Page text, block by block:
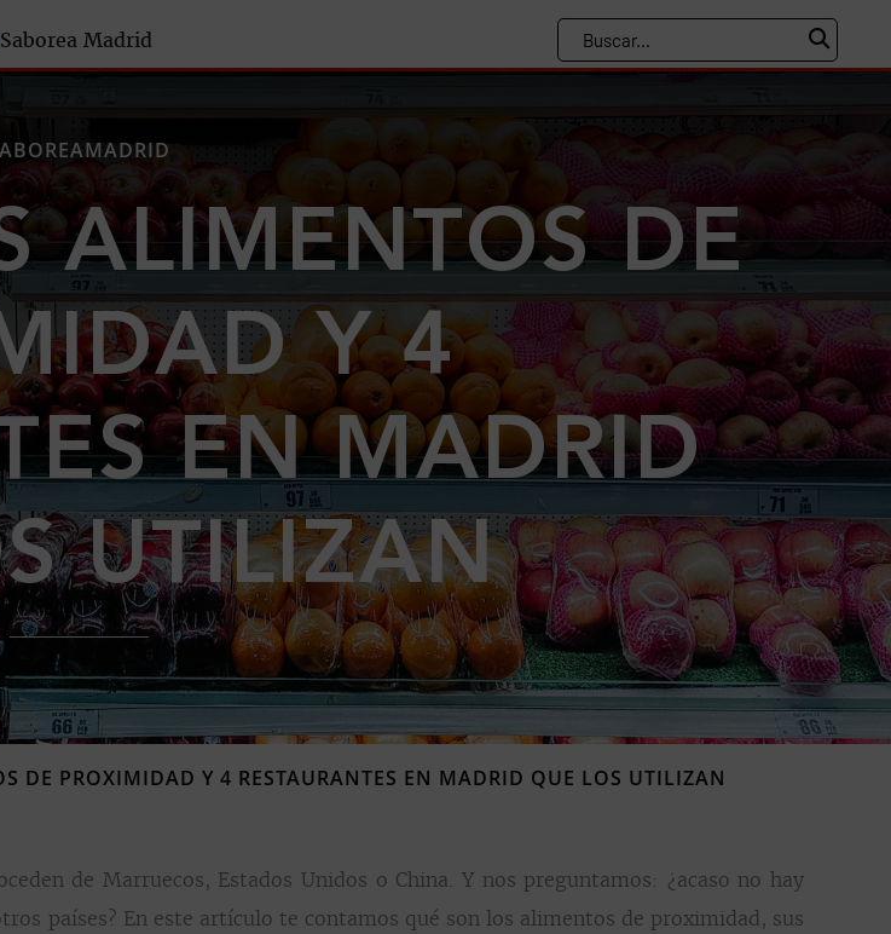
ALIMENTOS DE
Y 4
EN MADRID
UTILIZAN
DE PROXIMIDAD Y 4 RESTAURANTES EN MADRID QUE LOS UTILIZAN
de Marruecos, Estados Unidos o China. Y nos preguntamos: ¿acaso no hay
países? En este artículo te contamos qué son los alimentos de proximidad, sus